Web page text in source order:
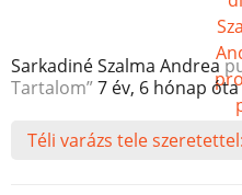
Sarkadiné Szalma Andrea
Tartalom”7 év, 6 hónap óta
Téli varázs tele